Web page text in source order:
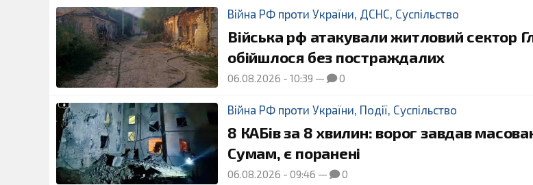
Війна РФ проти України, ДСНС, Суспільство
Війська рф атакували житловий сектор
обійшлося без постраждалих
06.08.2026 - 10:39 — 0
Війна РФ проти України, Події, Суспільство
8 КАБів за 8 хвилин: ворог завдав
Сумам, є поранені
06.08.2026 - 09:46 — 0